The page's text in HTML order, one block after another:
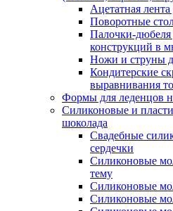
Ацетатная лента
Поворотные
Палочки-
конструкций в
Ножи и струны
Кондитерские
выравнивания
Формы для леденцов
Силиконовые и
шоколада
Свадебные
сердечки
Силиконовые
тему
Силиконовые
Силиконовые